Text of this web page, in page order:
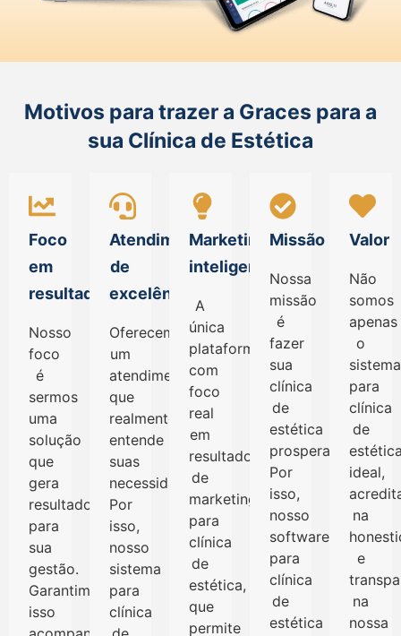
Motivos para trazer a Graces para a
sua Clínica de Estética
Foco
em
resultados
Nosso
foco
é
sermos
uma
solução
que
gera
resultados
para
sua
gestão.
Garantimos
isso
Atendimento
de
excelência
Oferecemos
um
atendimento
que
realmente
entende
suas
necessidades.
Por
isso,
nosso
sistema
para
clínica
Marketing
inteligente
A
única
plataforma
com
foco
real
em
resultados
de
marketing
para
clínica
de
estética,
que
permite
Missão
Nossa
missão
é
fazer
sua
clínica
de
estética
prosperar.
Por
isso,
nosso
software
para
clínica
de
estética
Valor
Não
somos
apenas
o
sistema
para
clínica
de
ideal,
na
e
na
nossa